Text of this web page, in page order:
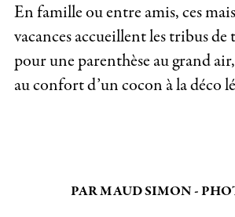
En famille ou entre amis, ces
vacances accueillent les tribus
pour une parenthèse au grand
au confort d’un cocon à la déco
PAR MAUD SIMON -